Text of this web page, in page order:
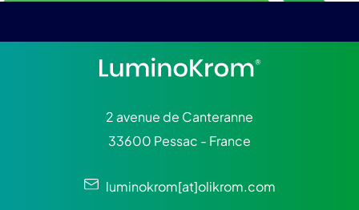
2 avenue de Canteranne
33600 Pessac - France
luminokrom[at]olikrom.com